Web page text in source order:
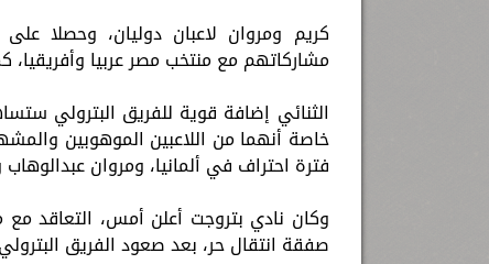
كريم ومروان لاعبان دوليان، وحصلا
مشاركاتهم مع منتخب مصر عربيا وأفريقيا،
الثنائي إضافة قوية للفريق البترولي
خاصة أنهما من اللاعبين الموهوبين
فترة احتراف في ألمانيا، ومروان
وكان نادي بتروجت أعلن أمس، التعاقد مع
صفقة انتقال حر، بعد صعود الفريق